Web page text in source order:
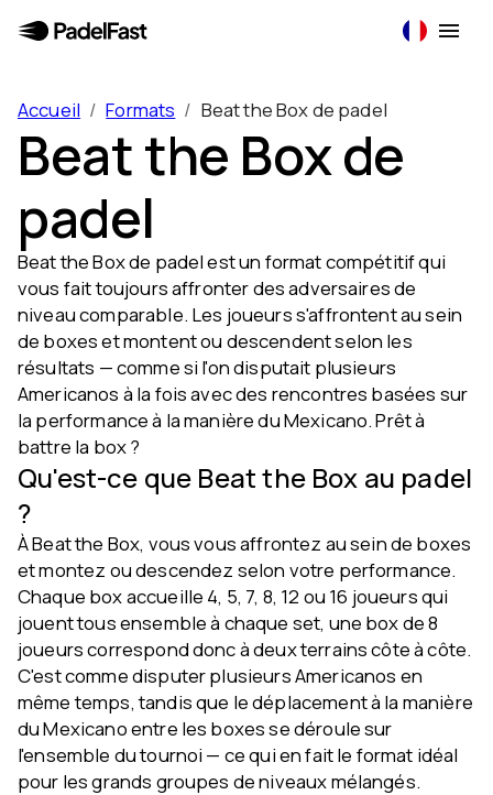
Accueil / Formats / Beat the Box de padel
Beat the Box de
padel
Beat the Box de padel est un format compétitif qui
vous fait toujours affronter des adversaires de
niveau comparable. Les joueurs s'affrontent au sein
de boxes et montent ou descendent selon les
résultats — comme si l'on disputait plusieurs
Americanos à la fois avec des rencontres basées sur
la performance à la manière du Mexicano. Prêt à
battre la box ?
Qu'est-ce que Beat the Box au padel
?
À Beat the Box, vous vous affrontez au sein de boxes
et montez ou descendez selon votre performance.
Chaque box accueille 4, 5, 7, 8, 12 ou 16 joueurs qui
jouent tous ensemble à chaque set, une box de 8
joueurs correspond donc à deux terrains côte à côte.
C'est comme disputer plusieurs Americanos en
même temps, tandis que le déplacement à la manière
du Mexicano entre les boxes se déroule sur
l'ensemble du tournoi — ce qui en fait le format idéal
pour les grands groupes de niveaux mélangés.